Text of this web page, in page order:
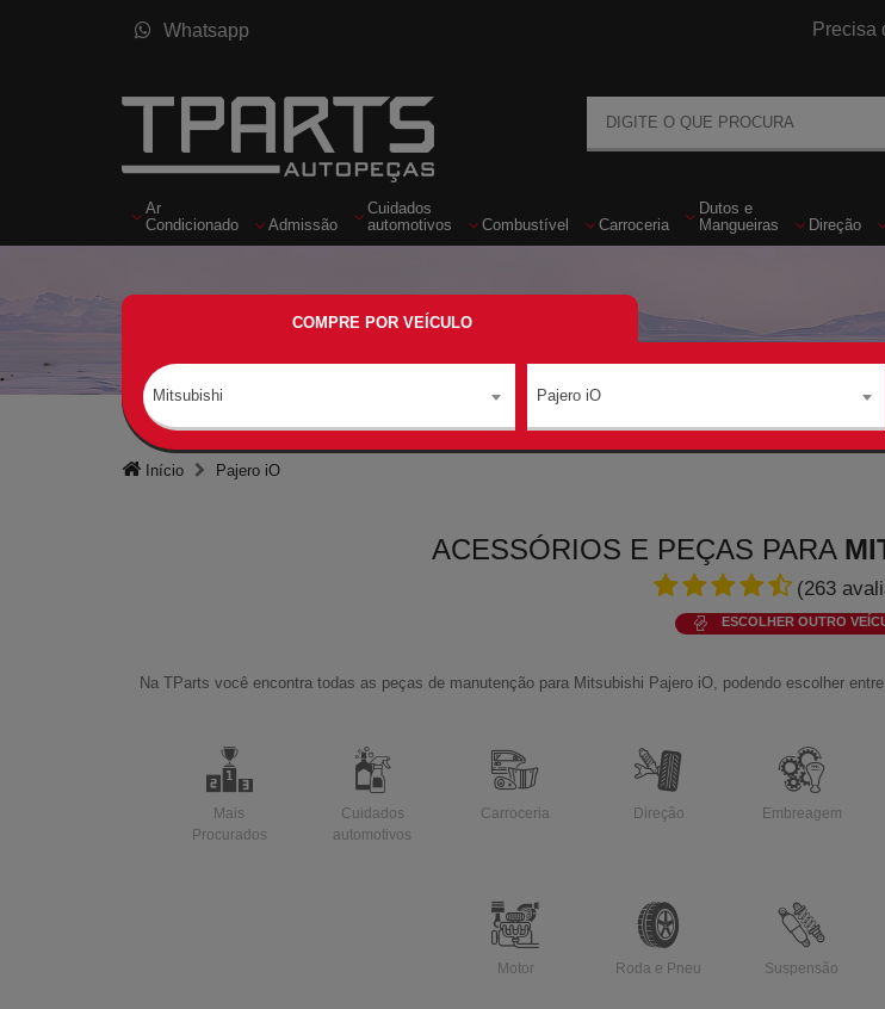
Whatsapp Precisa
Ar
Condicionado
Admissão
Cuidados
automotivos
Combustível Carroceria
Dutos e
Mangueiras
Direção
COMPRE POR VEÍCULO
Mitsubishi Pajero iO
Início Pajero iO
ACESSÓRIOS E PEÇAS PARA
(263
ESCOLHER OUTRO
Na TParts você encontra todas as peças de manutenção para Mitsubishi Pajero iO, podendo escolher
Mais
Procurados
Cuidados
automotivos
Carroceria Direção Embreagem
Motor Roda e Pneu Suspensão